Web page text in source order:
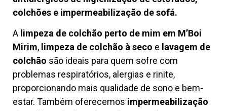
colchões e impermeabilização de sofá.
A limpeza de colchão perto de mim em M’Boi
Mirim, limpeza de colchão à seco e lavagem de
colchão são ideais para quem sofre com
problemas respiratórios, alergias e rinite,
proporcionando mais qualidade de sono e bem-
estar. Também oferecemos impermeabilização